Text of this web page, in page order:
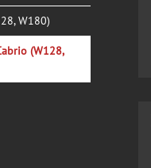
W180)
(W128,